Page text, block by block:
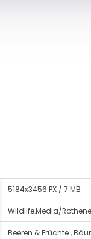
5184x3456 PX / 7 MB
Wildlife.Media/
Beeren & Früchte,